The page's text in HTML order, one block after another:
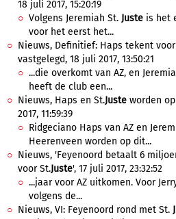
18 juli 2017, 15:20:19
Volgens Jeremiah St. Juste is het
voor het eerst het...
Nieuws, Definitief: Haps tekent voor
vastgelegd, 18 juli 2017, 13:50:21
...die overkomt van AZ, en
heeft de club een...
Nieuws, Haps en St.Juste worden
2017, 11:59:39
Ridgeciano Haps van AZ en
Heerenveen worden op dit...
Nieuws, 'Feyenoord betaalt 6
voor St.Juste', 17 juli 2017, 23:32:52
...jaar voor AZ uitkomen. Voor
volgens de...
Nieuws, VI: Feyenoord rond met St.